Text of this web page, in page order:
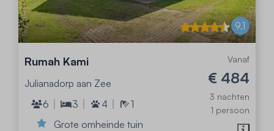
9,1
Vanaf
€ 484
3 nachten
1 persoon
Rumah Kami
Julianadorp aan Zee
6
3 4
1
Grote omheinde tuin